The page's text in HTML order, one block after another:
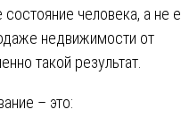
человека, а не
недвижимости от
такой результат.
– это: